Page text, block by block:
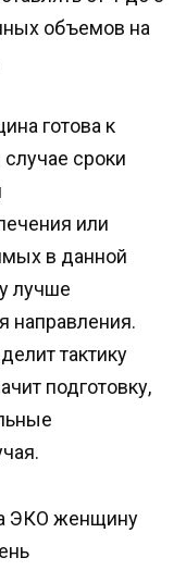
объемов на
готова к
сроки
или
в данной
лучше
направления.
тактику
подготовку,
ЭКО женщину